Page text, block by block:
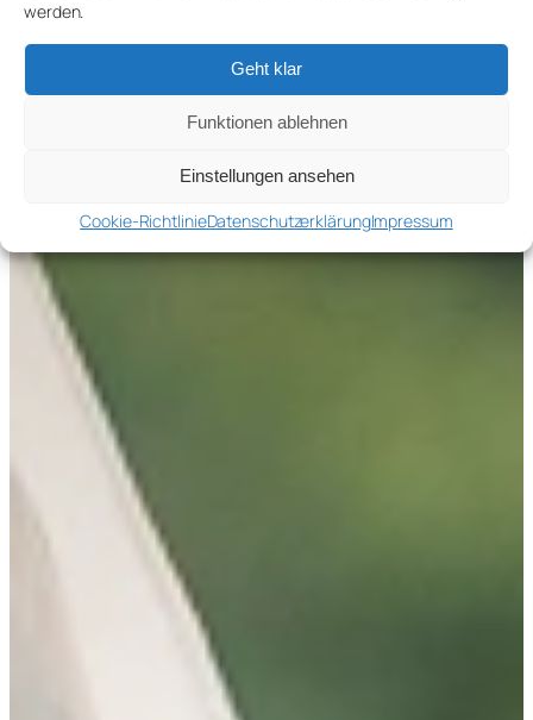
werden.
Geht klar
Funktionen ablehnen
Einstellungen ansehen
Cookie-RichtlinieDatenschutzerklärungImpressum